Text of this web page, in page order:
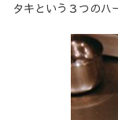
タキという３つのハ